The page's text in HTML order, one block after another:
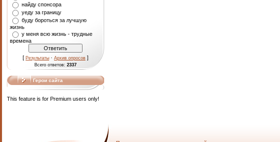
найду спонсора
уеду за границу
буду бороться за лучшую
жизнь
у меня всю жизнь - трудные
времена
[ Результаты · Архив опросов ]
Всего ответов: 2337
Герои сайта
This feature is for Premium users only!